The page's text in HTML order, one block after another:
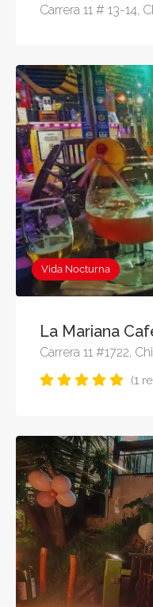
Carrera 11 # 13-14,
Vida Nocturna
La Mariana
Carrera 11 #1722,
(1